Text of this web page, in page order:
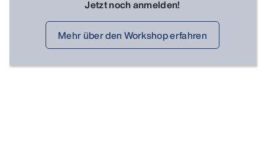
Jetzt noch anmelden!
Mehr über den Workshop erfahren